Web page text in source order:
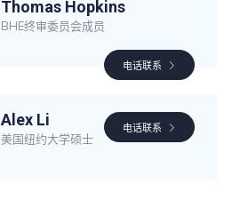
Thomas Hopkins
BHE终审委员会成员
电话联系
Alex Li
美国纽约大学硕士
电话联系